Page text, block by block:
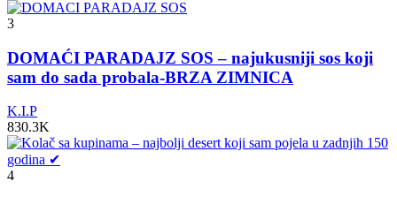
3
DOMAĆI PARADAJZ SOS – najukusniji sos koji
sam do sada probala-BRZA ZIMNICA
K.I.P
830.3K
4